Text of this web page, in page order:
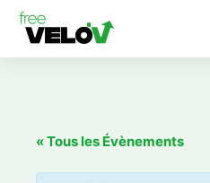
Aller
« Tous les Évènements